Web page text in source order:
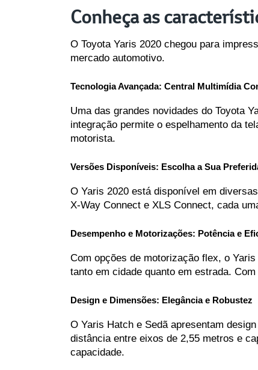
Conheça as
O Toyota Yaris 2020 chegou para
mercado automotivo.
Tecnologia Avançada: Central Multimídia
Uma das grandes novidades do Toyota
integração permite o espelhamento da
motorista.
Versões Disponíveis: Escolha a Sua
O Yaris 2020 está disponível em
X-Way Connect e XLS Connect, cada
Desempenho e Motorizações: Potência e
Com opções de motorização flex, o
tanto em cidade quanto em estrada.
Design e Dimensões: Elegância e Robustez
O Yaris Hatch e Sedã apresentam
distância entre eixos de 2,55 metros e
capacidade.